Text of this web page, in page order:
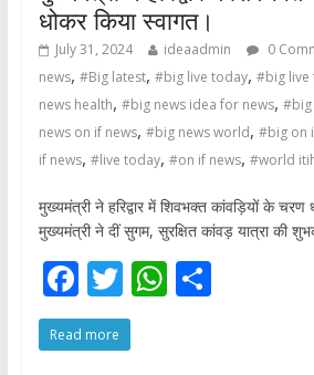
धोकर किया स्वागत।
July 31, 2024 ideaadmin 0
news, #Big latest, #big live today, #big live
news health, #big news idea for news, #big
news on if news, #big news world, #big on
if news, #live today, #on if news, #world
मुख्यमंत्री ने हरिद्वार में शिवभक्त कांवड़ियों के चरण
मुख्यमंत्री ने दीं सुगम, सुरक्षित कांवड़ यात्रा की
F
ac
e
T
w
itt
W S
Read more